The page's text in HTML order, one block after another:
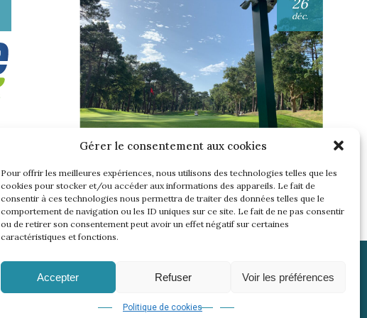
Gérer le consentement aux cookies
Pour offrir les meilleures expériences, nous utilisons des technologies telles que les
cookies pour stocker et/ou accéder aux informations des appareils. Le fait de
consentir à ces technologies nous permettra de traiter des données telles que le
comportement de navigation ou les ID uniques sur ce site. Le fait de ne pas consentir
ou de retirer son consentement peut avoir un effet négatif sur certaines
caractéristiques et fonctions.
Accepter Refuser Voir les préférences
Politique de cookies
déc.
WININONE !
Lire l'article
© 2026 | 18 events